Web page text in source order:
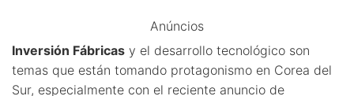
Anúncios
Inversión Fábricas y el desarrollo tecnológico son
temas que están tomando protagonismo en Corea del
Sur, especialmente con el reciente anuncio de